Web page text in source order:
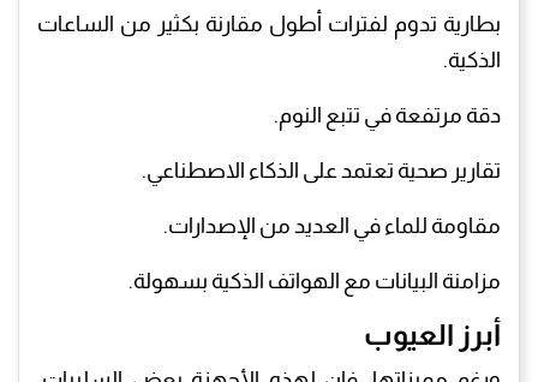
بطارية تدوم لفترات أطول مقارنة بكثير من الساعات
الذكية.
دقة مرتفعة في تتبع النوم.
تقارير صحية تعتمد على الذكاء الاصطناعي.
مقاومة للماء في العديد من الإصدارات.
مزامنة البيانات مع الهواتف الذكية بسهولة.
أبرز العيوب